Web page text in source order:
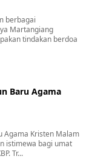
berbagai
Martangiang
tindakan berdoa
Baru Agama
Agama Kristen Malam
istimewa bagi umat
Tr...